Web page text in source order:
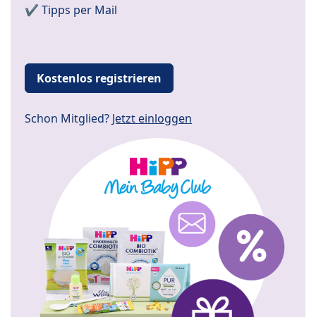
✔️ Tipps per Mail
Kostenlos registrieren
Schon Mitglied? Jetzt einloggen